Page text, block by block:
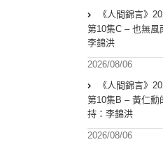
《人間錦言》
第10集C – 也無風
李錦洪
2026/08/06
《人間錦言》
第10集B – 黃仁勳
持：李錦洪
2026/08/06